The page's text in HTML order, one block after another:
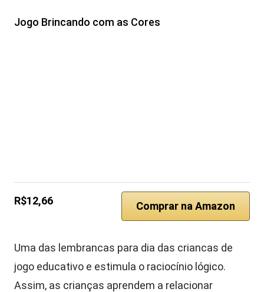
Jogo Brincando com as Cores
R$12,66 Comprar na Amazon
Uma das lembrancas para dia das criancas de
jogo educativo e estimula o raciocínio lógico.
Assim, as crianças aprendem a relacionar